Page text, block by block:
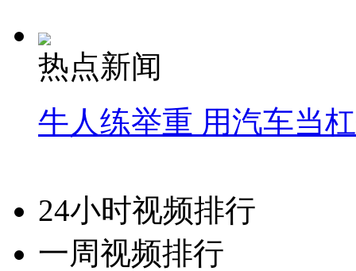
热点新闻
牛人练举重 用汽车当
24小时视频排行
一周视频排行